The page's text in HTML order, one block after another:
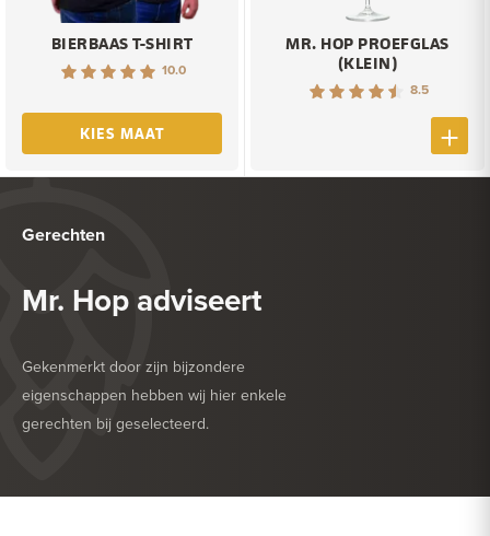
BIERBAAS T-SHIRT
10.0
KIES MAAT
MR. HOP PROEFGLAS
(KLEIN)
8.5
Gerechten
Mr. Hop adviseert
Gekenmerkt door zijn bijzondere
eigenschappen hebben wij hier enkele
gerechten bij geselecteerd.
HEERLIJK BIJ